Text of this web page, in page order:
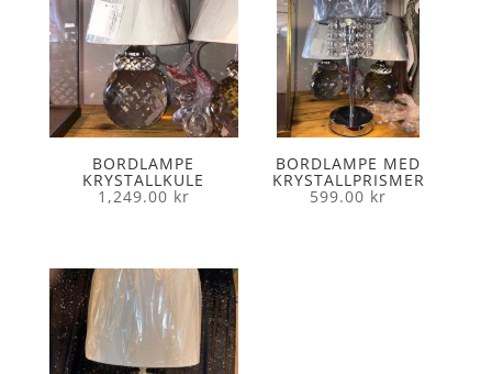
BORDLAMPE
KRYSTALLKULE
1,249.00 kr
BORDLAMPE MED
KRYSTALLPRISMER
599.00 kr